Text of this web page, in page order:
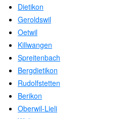
Dietikon
Geroldswil
Oetwil
Killwangen
Spreitenbach
Bergdietikon
Rudolfstetten
Berikon
Oberwil-Lieli